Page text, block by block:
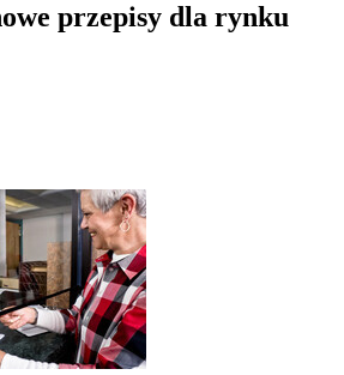
przepisy dla rynku